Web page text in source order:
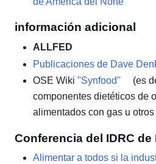
información adicional
ALLFED
Publicaciones de Dave
OSE Wiki "Synfood"
(es
componentes dietéticos de
alimentados con gas u
Conferencia del IDRC de
Alimentar a todos si la